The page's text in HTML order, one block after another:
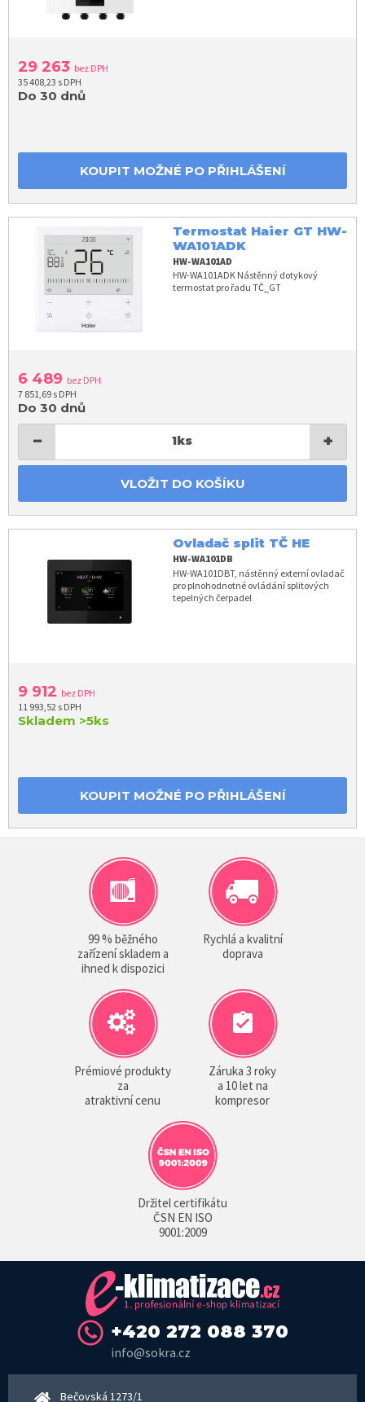
29 263 bez DPH
35 408,23 s DPH
Do 30 dnů
KOUPIT MOŽNÉ PO PŘIHLÁŠENÍ
Termostat Haier GT HW-
WA101ADK
HW-WA101AD
HW-WA101ADK Nástěnný dotykový
termostat pro řadu TČ_GT
6 489 bez DPH
7 851,69 s DPH
Do 30 dnů
− 1ks +
VLOŽIT DO KOŠÍKU
Ovladač split TČ HE
HW-WA101DB
HW-WA101DBT, nástěnný externí ovladač
pro plnohodnotné ovládání splitových
tepelných čerpadel
9 912 bez DPH
11 993,52 s DPH
Skladem >5ks
KOUPIT MOŽNÉ PO PŘIHLÁŠENÍ
99 % běžného
zařízení skladem a
ihned k dispozici
Rychlá a kvalitní
doprava
Prémiové produkty
za
atraktivní cenu
Záruka 3 roky
a 10 let na
kompresor
Držitel certifikátu
ČSN EN ISO
9001:2009
+420 272 088 370
info@sokra.cz
Bečovská 1273/1